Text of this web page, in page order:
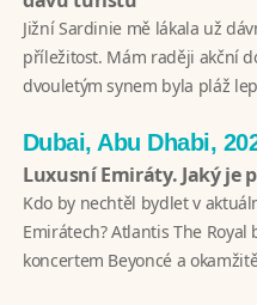
Jižní Sardinie mě lákala už
příležitost. Mám raději akční
dvouletým synem byla pláž
Dubai, Abu Dhabi,
Luxusní Emiráty. Jaký je
Kdo by nechtěl bydlet v
Emirátech? Atlantis The
koncertem Beyoncé a